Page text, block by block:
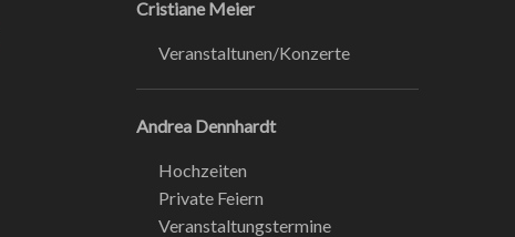
Cristiane Meier
Veranstaltunen/Konzerte
Andrea Dennhardt
Hochzeiten
Private Feiern
Veranstaltungstermine